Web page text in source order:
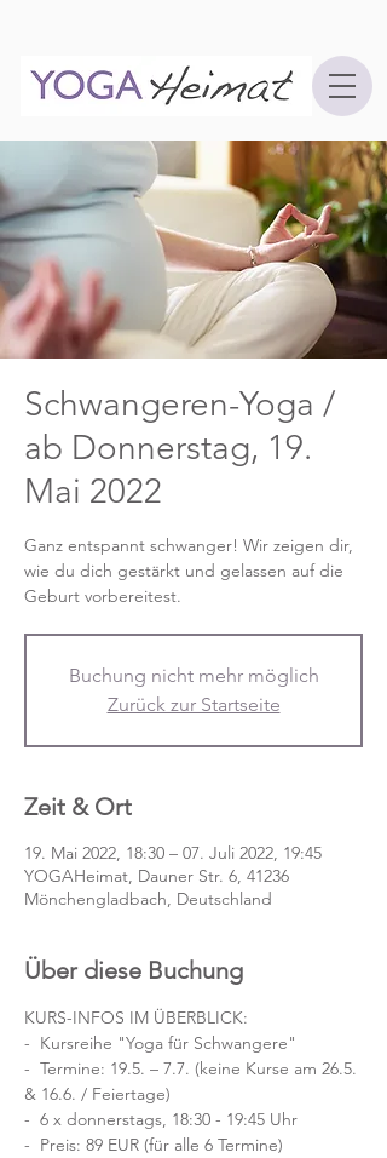
Schwangeren-Yoga /
ab Donnerstag, 19.
Mai 2022
Ganz entspannt schwanger! Wir zeigen dir,
wie du dich gestärkt und gelassen auf die
Geburt vorbereitest.
Buchung nicht mehr möglich
Zurück zur Startseite
Zeit & Ort
19. Mai 2022, 18:30 – 07. Juli 2022, 19:45
YOGAHeimat, Dauner Str. 6, 41236
Mönchengladbach, Deutschland
Über diese Buchung
KURS-INFOS IM ÜBERBLICK:
-  Kursreihe "Yoga für Schwangere"
-  Termine: 19.5. – 7.7. (keine Kurse am 26.5.
& 16.6. / Feiertage)
-  6 x donnerstags, 18:30 - 19:45 Uhr
-  Preis: 89 EUR (für alle 6 Termine)